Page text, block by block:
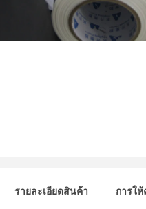
รายละเอียดสินค้า การใ